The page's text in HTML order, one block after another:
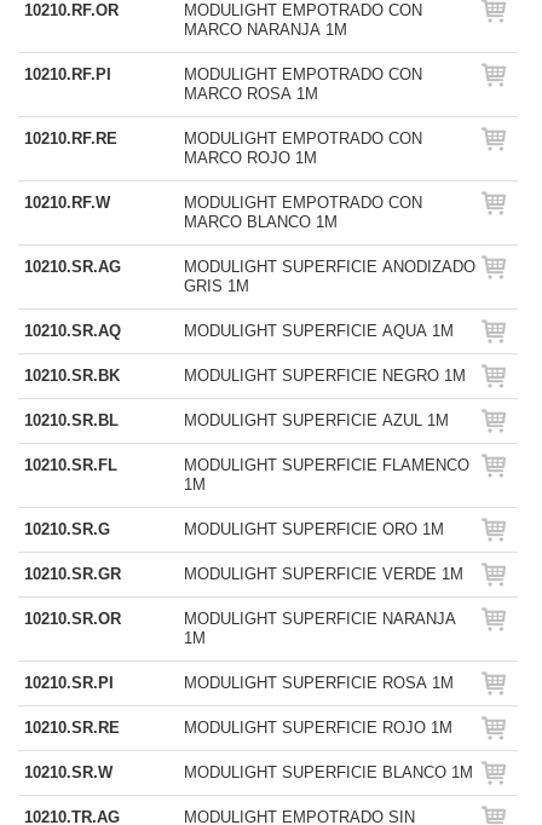
10210.RF.OR
MODULIGHT EMPOTRADO CON
MARCO NARANJA 1M
10210.RF.PI
MODULIGHT EMPOTRADO CON
MARCO ROSA 1M
10210.RF.RE
MODULIGHT EMPOTRADO CON
MARCO ROJO 1M
10210.RF.W
MODULIGHT EMPOTRADO CON
MARCO BLANCO 1M
10210.SR.AG
MODULIGHT SUPERFICIE ANODIZADO
GRIS 1M
10210.SR.AQ MODULIGHT SUPERFICIE AQUA 1M
10210.SR.BK MODULIGHT SUPERFICIE NEGRO 1M
10210.SR.BL MODULIGHT SUPERFICIE AZUL 1M
10210.SR.FL
MODULIGHT SUPERFICIE FLAMENCO
1M
10210.SR.G MODULIGHT SUPERFICIE ORO 1M
10210.SR.GR MODULIGHT SUPERFICIE VERDE 1M
10210.SR.OR
MODULIGHT SUPERFICIE NARANJA
1M
10210.SR.PI MODULIGHT SUPERFICIE ROSA 1M
10210.SR.RE MODULIGHT SUPERFICIE ROJO 1M
10210.SR.W MODULIGHT SUPERFICIE BLANCO 1M
10210.TR.AG
MODULIGHT EMPOTRADO SIN